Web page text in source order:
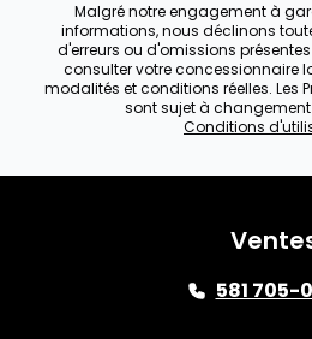
Malgré notre engagement à
informations, nous déclinons
d'erreurs ou d'omissions
consulter votre concessionnaire
modalités et conditions réelles. Les
sont sujet à
Conditions
581 705-